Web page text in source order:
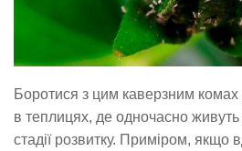
Боротися з цим каверзним
в теплицях, де одночасно живуть
стадії розвитку. Приміром, якщо